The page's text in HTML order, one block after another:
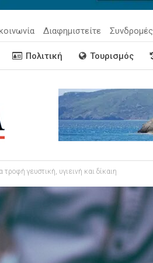
Διαφημιστείτε Συνδρομές
Πολιτική Τουρισμός
τροφή γευστική, υγιεινή και δίκαιη